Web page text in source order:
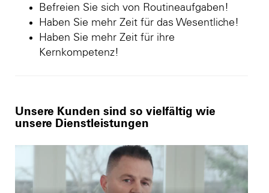
Befreien Sie sich von Routineaufgaben!
Haben Sie mehr Zeit für das Wesentliche!
Haben Sie mehr Zeit für ihre
Kernkompetenz!
Unsere Kunden sind so vielfältig wie
unsere Dienstleistungen